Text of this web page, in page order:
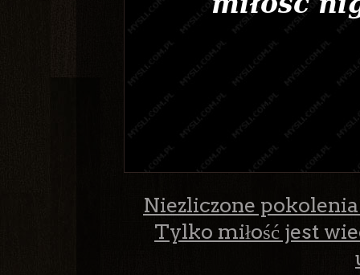
Niezliczone
Tylko miłość jest